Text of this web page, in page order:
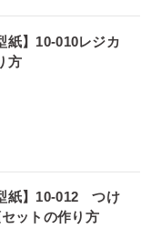
紙】10-010レジカ
方
紙】10-012 つけ
ットの作り方